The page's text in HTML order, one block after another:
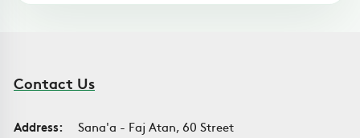
Contact Us
Address:
Sana'a - Faj Atan, 60 Street